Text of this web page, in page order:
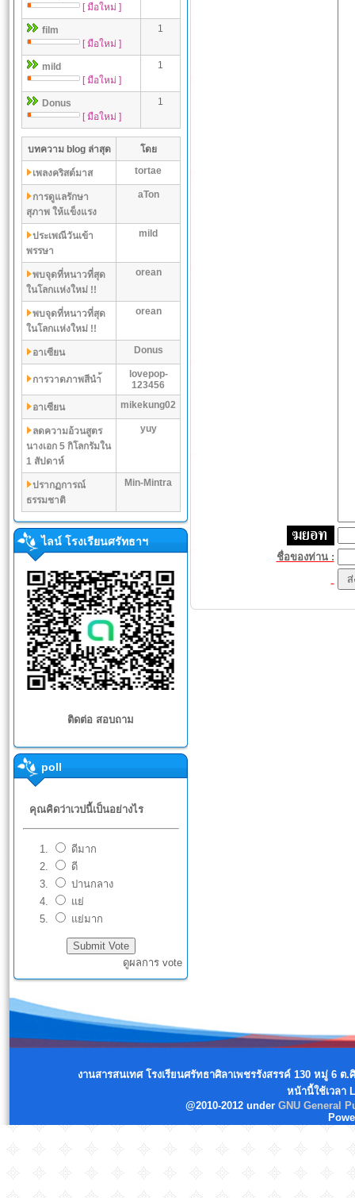
[ มือใหม่ ]
film
[ มือใหม่ ]
1
mild
[ มือใหม่ ]
1
Donus
[ มือใหม่ ]
1
บทความ blog ล่าสุด โดย
เพลงคริสต์มาส tortae
การดูแลรักษา
สุภาพ ให้แข็งแรง
aTon
ประเพณีวันเข้า
พรรษา
mild
พบจุดที่หนาวที่สุด
ในโลกเเห่งใหม่ !!
orean
พบจุดที่หนาวที่สุด
ในโลกเเห่งใหม่ !!
orean
อาเซียน Donus
การวาดภาพสีนำ้
lovepop-
123456
อาเซียน
mikekung02
ลดความอ้วนสูตร
นางเอก 5 กิโลกรัมใน
1 สัปดาห์
yuy
ปรากฏการณ์
ธรรมชาติ
Min-Mintra
ไลน์ โรงเรียนศรัทธาฯ
ติดต่อ สอบถาม
poll
คุณคิดว่าเวปนี้เป็นอย่างไร
ดีมาก
ดี
ปานกลาง
แย่
แย่มาก
ดูผลการ vote
ชื่อของท่าน :
งานสารสนเทศ โรงเรียนศรัทธาศิลาเพชรรังสรรค์ 130 หมู่ 6
หน้านี้ใช้เวลา
@2010-2012 under GNU General